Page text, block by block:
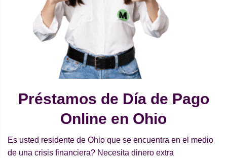
Préstamos de Día de Pago
Online en Ohio
Es usted residente de Ohio que se encuentra en el medio
de una crisis financiera? Necesita dinero extra